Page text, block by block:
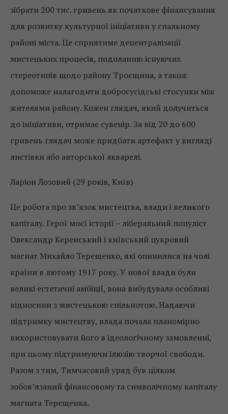
зібрати 200 тис. гривень як початкове фінансування
для розвитку культурної ініціативи у спальному
районі міста. Це сприятиме децентралізації
мистецьких процесів, подоланню існуючих
стереотипів щодо району Троєщина, а також
допоможе налагодити добросусідські стосунки між
жителями району. Кожен глядач, який долучиться
до ініціативи, отримає сувенір. За від 20 до 600
гривень глядач може придбати артефакт у вигляді
листівки або авторської акварелі.
Ларіон Лозовий (29 років, Київ)
Це робота про зв’язок мистецтва, влади і великого
капіталу. Герої моєї історії – ліберальний популіст
Олександр Керенський і київський цукровий
магнат Михайло Терещенко, які опинилися на чолі
країни в лютому 1917 року. У нової влади були
великі естетичні амбіції, вона вибудувала особливі
відносини з мистецькою спільнотою. Надаючи
підтримку мистецтву, влада почала планомірно
використовувати його в ідеологічному замовленні,
при цьому підтримуючи ілюзію творчої свободи.
Разом з тим, Тимчасовий уряд був цілком
зобов’язаний фінансовому та символічному капіталу
магната Терещенка.